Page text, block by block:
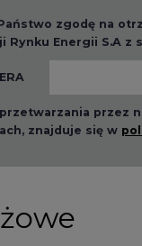
zgodę na
Energii S.A z
przez
znajduje się w